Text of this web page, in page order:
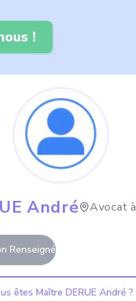
!
André Avocat à
Renseigné
êtes Maître DERUE André ?